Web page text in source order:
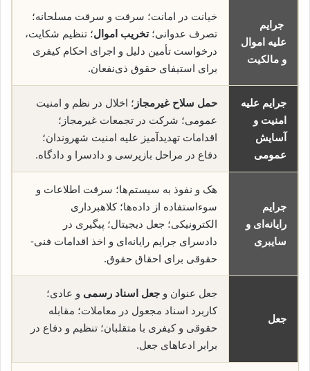
جرایم
علیه اموال
و مالکیت
خیانت در امانت؛ سرقت و سرقت مسلحانه؛
تصرف عدوانی؛تخریب اموال؛ تنظیم شکایت،
درخواست تأمین دلیل و اجرای احکام کیفری
برای استیفای حقوق ذی‌نفعان.
جرایم علیه
امنیت و
آسایش
عمومی
حمل سلاح غیرمجاز ؛ اخلال در نظم و امنیت
عمومی؛ شرکت در تجمعات غیرمجاز؛
اقدامات تهدیدآمیز علیه امنیت شهروندان؛
دفاع در مراحل بازپرسی و دادسرا و دادگاه.
جرایم
رایانه‌ای و
سایبری
هک و نفوذ به سیستم‌ها؛ سرقت اطلاعات و
سوء‌استفاده از داده‌ها؛ کلاهبرداری
الکترونیکی؛ جعل دیجیتال؛ پیگیری در
دادسرای جرایم رایانه‌ای و اخذ اقدامات فنی-
حقوقی برای احقاق حقوق.
جعل
جعل عنوان و جعل اسناد رسمی و عادی؛
کاربرد اسناد مجعول در معاملات؛ مقابله
حقوقی و کیفری با متقلبان؛ تنظیم و دفاع در
برابر ادعاهای جعل.